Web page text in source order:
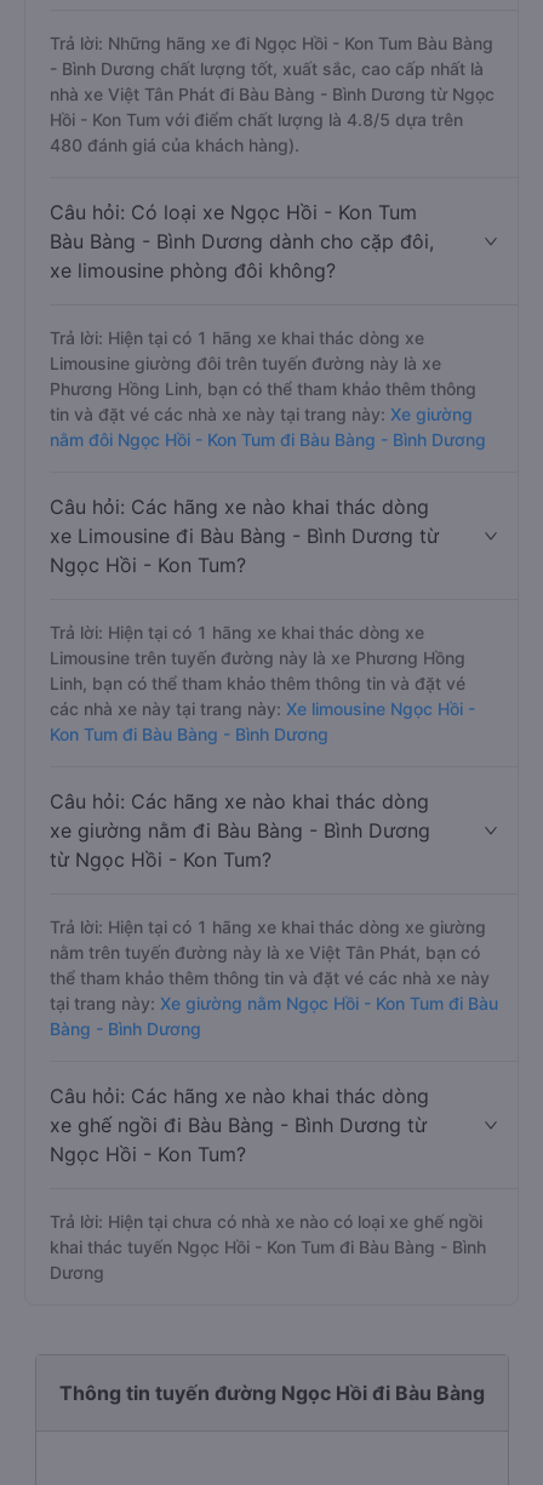
Trả lời: Những hãng xe đi Ngọc Hồi - Kon Tum Bàu Bàng
- Bình Dương chất lượng tốt, xuất sắc, cao cấp nhất là
nhà xe Việt Tân Phát đi Bàu Bàng - Bình Dương từ Ngọc
Hồi - Kon Tum với điểm chất lượng là 4.8/5 dựa trên
480 đánh giá của khách hàng).
Câu hỏi: Có loại xe Ngọc Hồi - Kon Tum
Bàu Bàng - Bình Dương dành cho cặp đôi,
xe limousine phòng đôi không?
Trả lời: Hiện tại có 1 hãng xe khai thác dòng xe
Limousine giường đôi trên tuyến đường này là xe
Phương Hồng Linh, bạn có thể tham khảo thêm thông
tin và đặt vé các nhà xe này tại trang này: Xe giường
nằm đôi Ngọc Hồi - Kon Tum đi Bàu Bàng - Bình Dương
Câu hỏi: Các hãng xe nào khai thác dòng
xe Limousine đi Bàu Bàng - Bình Dương từ
Ngọc Hồi - Kon Tum?
Trả lời: Hiện tại có 1 hãng xe khai thác dòng xe
Limousine trên tuyến đường này là xe Phương Hồng
Linh, bạn có thể tham khảo thêm thông tin và đặt vé
các nhà xe này tại trang này: Xe limousine Ngọc Hồi -
Kon Tum đi Bàu Bàng - Bình Dương
Câu hỏi: Các hãng xe nào khai thác dòng
xe giường nằm đi Bàu Bàng - Bình Dương
từ Ngọc Hồi - Kon Tum?
Trả lời: Hiện tại có 1 hãng xe khai thác dòng xe giường
nằm trên tuyến đường này là xe Việt Tân Phát, bạn có
thể tham khảo thêm thông tin và đặt vé các nhà xe này
tại trang này: Xe giường nằm Ngọc Hồi - Kon Tum đi Bàu
Bàng - Bình Dương
Câu hỏi: Các hãng xe nào khai thác dòng
xe ghế ngồi đi Bàu Bàng - Bình Dương từ
Ngọc Hồi - Kon Tum?
Trả lời: Hiện tại chưa có nhà xe nào có loại xe ghế ngồi
khai thác tuyến Ngọc Hồi - Kon Tum đi Bàu Bàng - Bình
Dương
Thông tin tuyến đường Ngọc Hồi đi Bàu Bàng